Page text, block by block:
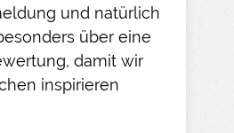
und natürlich
über eine
damit wir
inspirieren